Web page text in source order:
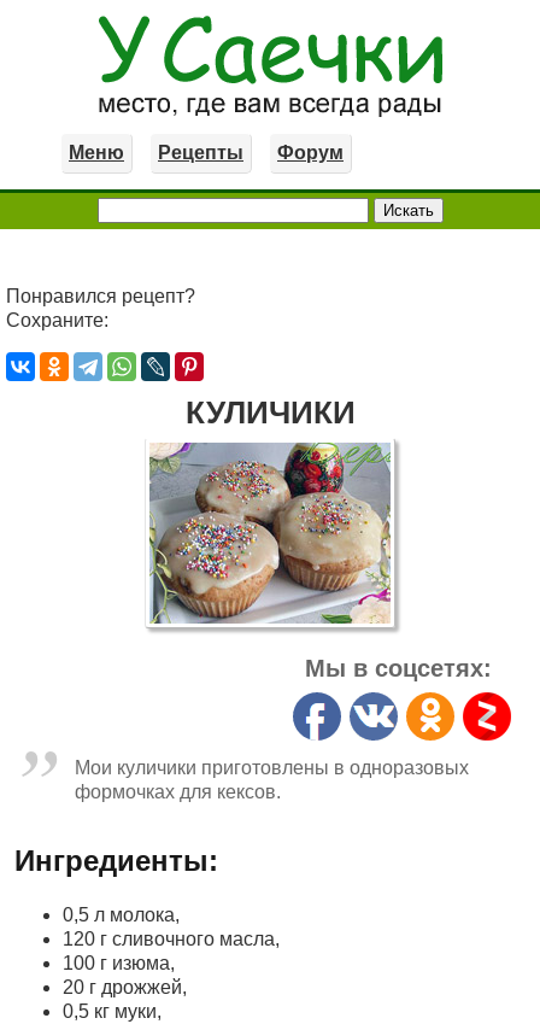
Меню Рецепты Форум
Понравился рецепт?
Сохраните:
КУЛИЧИКИ
Мы в соцсетях:
Мои куличики приготовлены в одноразовых
формочках для кексов.
Ингредиенты:
0,5 л молока,
120 г сливочного масла,
100 г изюма,
20 г дрожжей,
0,5 кг муки,